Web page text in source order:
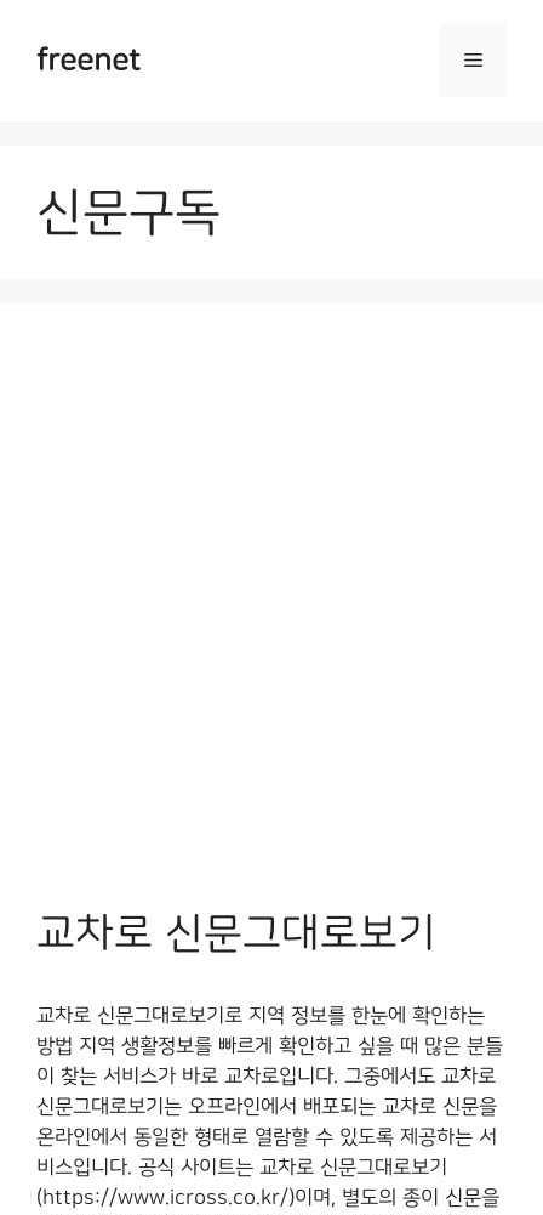
contentfreenet Menu
신문구독
교차로 신문그대로보기
교차로 신문그대로보기로 지역 정보를 한눈에 확인하는
방법 지역 생활정보를 빠르게 확인하고 싶을 때 많은 분들
이 찾는 서비스가 바로 교차로입니다. 그중에서도 교차로
신문그대로보기는 오프라인에서 배포되는 교차로 신문을
온라인에서 동일한 형태로 열람할 수 있도록 제공하는 서
비스입니다. 공식 사이트는 교차로 신문그대로보기
(https://www.icross.co.kr/)이며, 별도의 종이 신문을